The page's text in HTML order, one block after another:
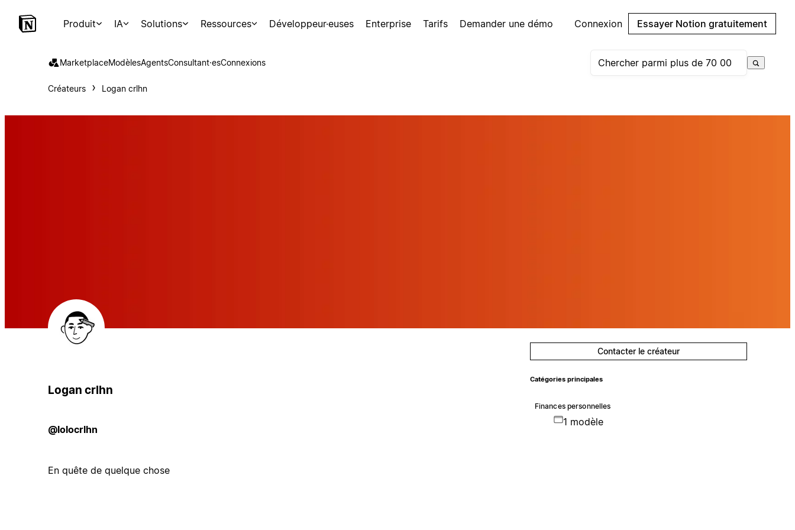
Produit IA Solutions Ressources Développeur·euses Enterprise Tarifs Demander une démo Connexion Essayer Notion gratuitement
MarketplaceModèlesAgentsConsultant·esConnexions
Créateurs Logan crlhn
Logan crlhn
@lolocrlhn
En quête de quelque chose
Contacter le créateur
Catégories principales
Finances personnelles
1 modèle